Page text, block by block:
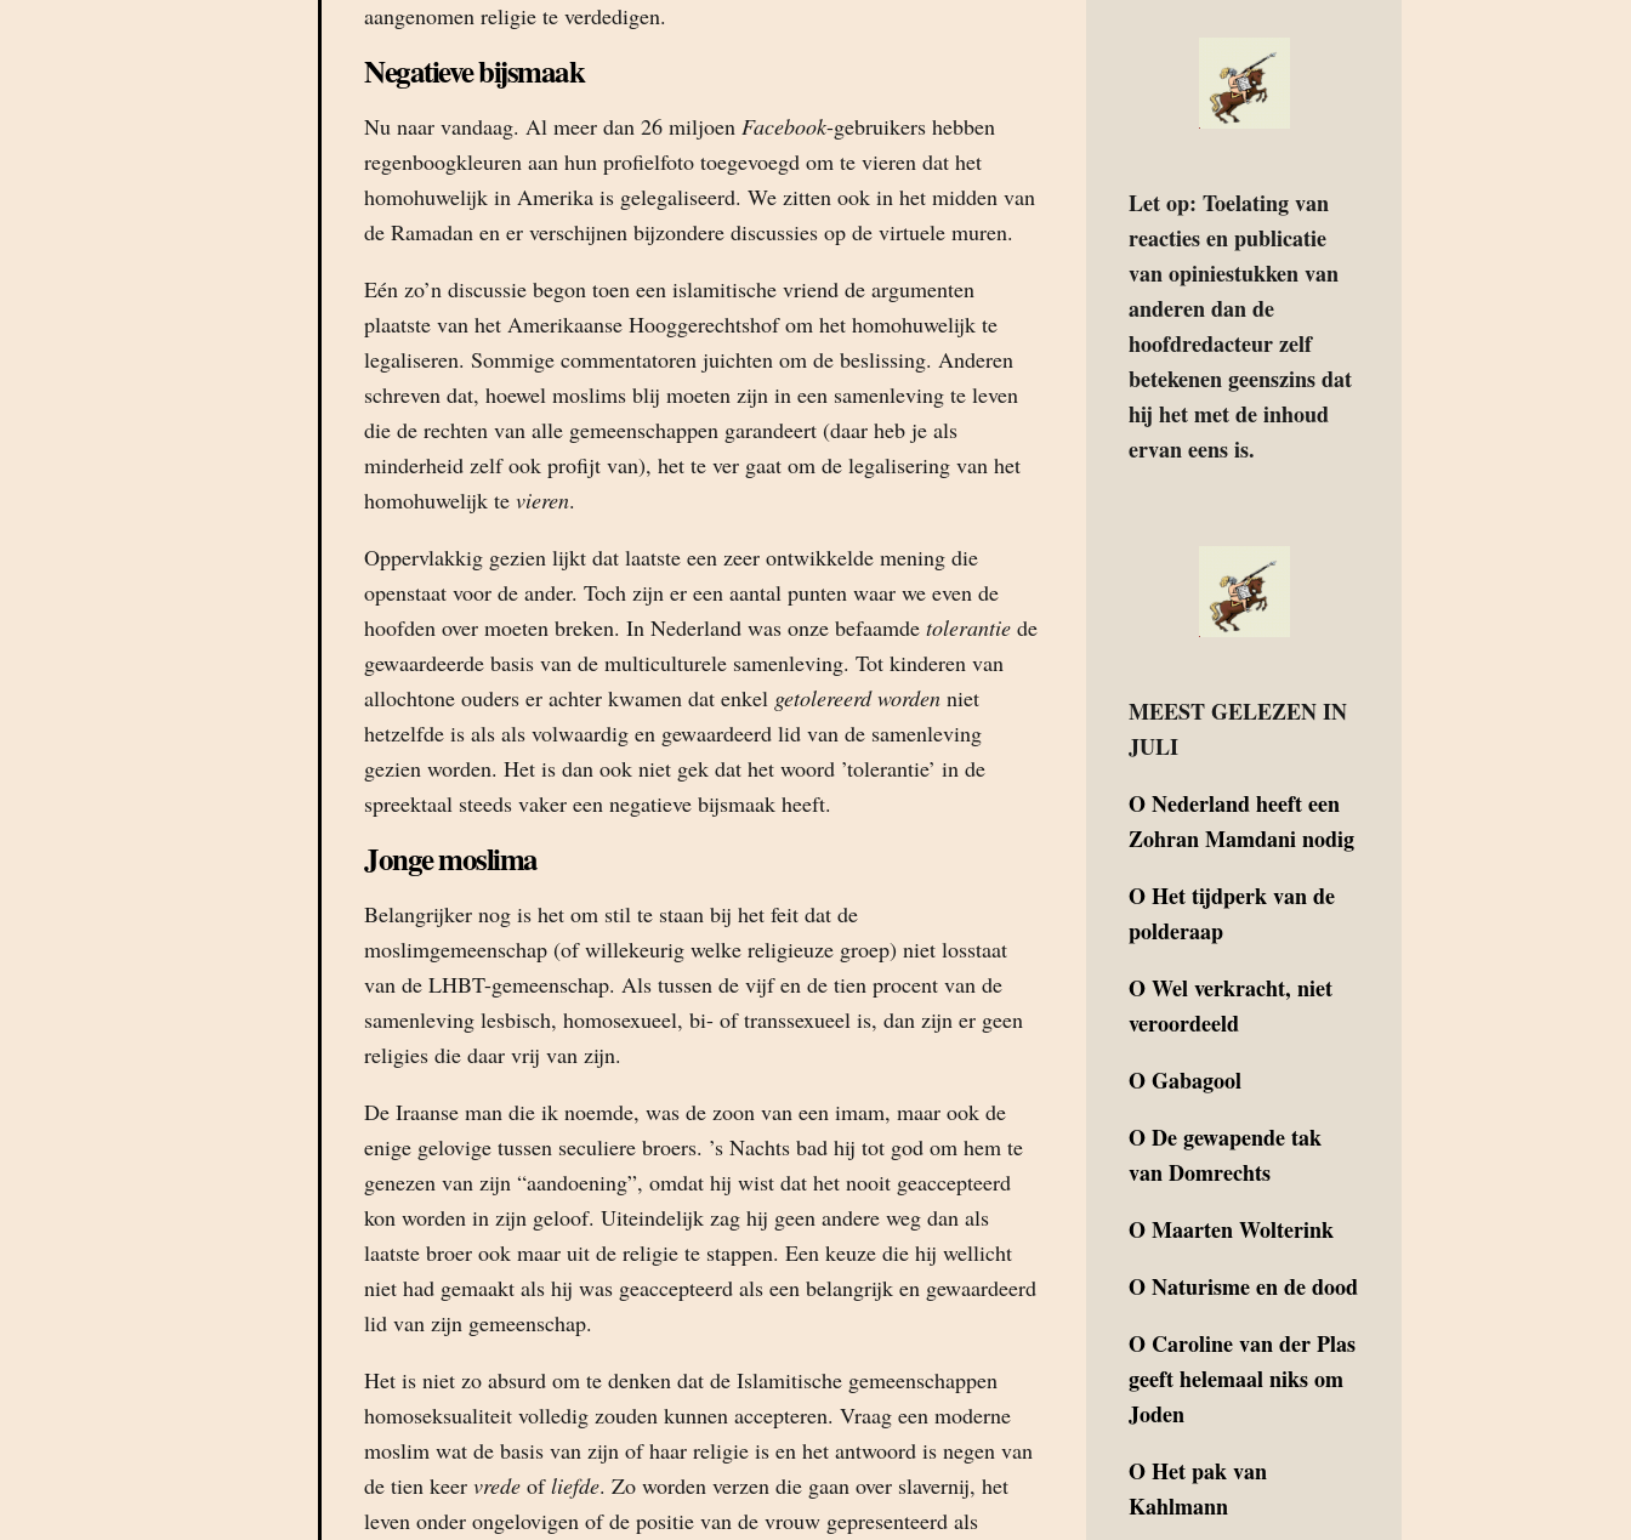
aangenomen religie te verdedigen.
Negatieve bijsmaak
Nu naar vandaag. Al meer dan 26 miljoen Facebook-gebruikers hebben
regenboogkleuren aan hun profielfoto toegevoegd om te vieren dat het
homohuwelijk in Amerika is gelegaliseerd. We zitten ook in het midden van
de Ramadan en er verschijnen bijzondere discussies op de virtuele muren.
Eén zo’n discussie begon toen een islamitische vriend de argumenten
plaatste van het Amerikaanse Hooggerechtshof om het homohuwelijk te
legaliseren. Sommige commentatoren juichten om de beslissing. Anderen
schreven dat, hoewel moslims blij moeten zijn in een samenleving te leven
die de rechten van alle gemeenschappen garandeert (daar heb je als
minderheid zelf ook profijt van), het te ver gaat om de legalisering van het
homohuwelijk te vieren.
Oppervlakkig gezien lijkt dat laatste een zeer ontwikkelde mening die
openstaat voor de ander. Toch zijn er een aantal punten waar we even de
hoofden over moeten breken. In Nederland was onze befaamde tolerantie de
gewaardeerde basis van de multiculturele samenleving. Tot kinderen van
allochtone ouders er achter kwamen dat enkel getolereerd worden niet
hetzelfde is als als volwaardig en gewaardeerd lid van de samenleving
gezien worden. Het is dan ook niet gek dat het woord ’tolerantie’ in de
spreektaal steeds vaker een negatieve bijsmaak heeft.
Jonge moslima
Belangrijker nog is het om stil te staan bij het feit dat de
moslimgemeenschap (of willekeurig welke religieuze groep) niet losstaat
van de LHBT-gemeenschap. Als tussen de vijf en de tien procent van de
samenleving lesbisch, homosexueel, bi- of transsexueel is, dan zijn er geen
religies die daar vrij van zijn.
De Iraanse man die ik noemde, was de zoon van een imam, maar ook de
enige gelovige tussen seculiere broers. ’s Nachts bad hij tot god om hem te
genezen van zijn “aandoening”, omdat hij wist dat het nooit geaccepteerd
kon worden in zijn geloof. Uiteindelijk zag hij geen andere weg dan als
laatste broer ook maar uit de religie te stappen. Een keuze die hij wellicht
niet had gemaakt als hij was geaccepteerd als een belangrijk en gewaardeerd
lid van zijn gemeenschap.
Het is niet zo absurd om te denken dat de Islamitische gemeenschappen
homoseksualiteit volledig zouden kunnen accepteren. Vraag een moderne
moslim wat de basis van zijn of haar religie is en het antwoord is negen van
de tien keer vrede ofliefde. Zo worden verzen die gaan over slavernij, het
leven onder ongelovigen of de positie van de vrouw gepresenteerd als
Let op: Toelating van
reacties en publicatie
van opiniestukken van
anderen dan de
hoofdredacteur zelf
betekenen geenszins dat
hij het met de inhoud
ervan eens is.
MEEST GELEZEN IN
JULI
ONederland heeft een
Zohran Mamdani nodig
OHet tijdperk van de
polderaap
OWel verkracht, niet
veroordeeld
OGabagool
ODe gewapende tak
van Domrechts
OMaarten Wolterink
ONaturisme en de dood
O Caroline van der Plas
geeft helemaal niks om
Joden
OHet pak van
Kahlmann